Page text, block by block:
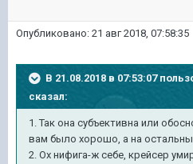
Опубликовано: 21 авг 2018, 07:58:35
В 21.08.2018 в 07:53:07
сказал:
1. Так она субъективна или
вам было хорошо, а на
2. Ох нифига-ж себе, крейсер